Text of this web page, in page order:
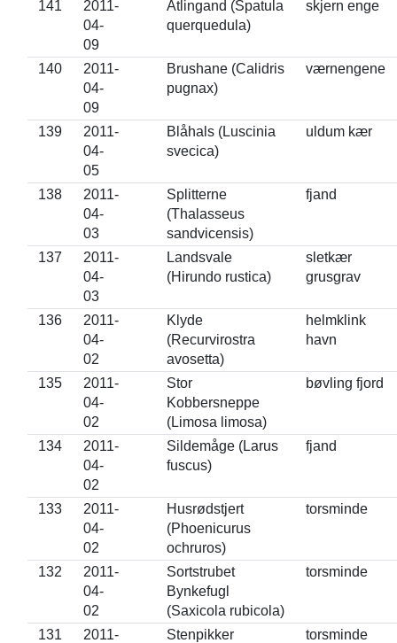
141
2011-
04-
09
Atlingand (Spatula
querquedula)
skjern enge
140
2011-
04-
09
Brushane (Calidris
pugnax)
værnengene
139
2011-
04-
05
Blåhals (Luscinia
svecica)
uldum kær
138
2011-
04-
03
Splitterne
(Thalasseus
sandvicensis)
fjand
137
2011-
04-
03
Landsvale
(Hirundo rustica)
sletkær
grusgrav
136
2011-
04-
02
Klyde
(Recurvirostra
avosetta)
helmklink
havn
135
2011-
04-
02
Stor
Kobbersneppe
(Limosa limosa)
bøvling fjord
134
2011-
04-
02
Sildemåge (Larus
fuscus)
fjand
133
2011-
04-
02
Husrødstjert
(Phoenicurus
ochruros)
torsminde
132
2011-
04-
02
Sortstrubet
Bynkefugl
(Saxicola rubicola)
torsminde
131
2011-
Stenpikker
torsminde